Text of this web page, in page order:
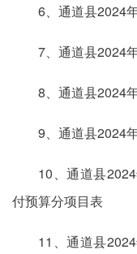
6、通道县2024
7、通道县2024
8、通道县2024
9、通道县2024
10、通道县
付预算分项目表
11、通道县